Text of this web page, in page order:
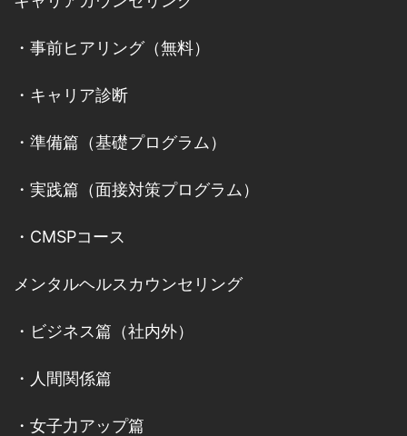
・ 事前ヒアリング（無料）
・ キャリア診断
・ 準備篇（基礎プログラム）
・ 実践篇（面接対策プログラム）
・ CMSPコース
メンタルヘルスカウンセリング
・ ビジネス篇（社内外）
・ 人間関係篇
・ 女子力アップ篇